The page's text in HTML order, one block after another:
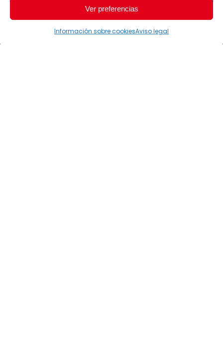
Ver preferencias
Información sobre cookiesAviso legal